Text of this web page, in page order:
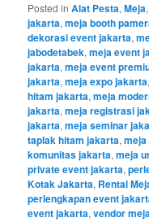
Posted in Alat Pesta,Meja
jakarta,meja booth
dekorasi event jakarta,
jabodetabek,meja event
jakarta,meja event
jakarta,meja expo jakarta
hitam jakarta,meja
jakarta,meja registrasi
jakarta,meja seminar
taplak hitam jakarta,
komunitas jakarta,meja
private event jakarta,
Kotak Jakarta, Rental
perlengkapan event
event jakarta,vendor